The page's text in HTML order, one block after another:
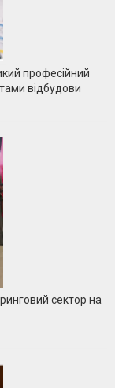
професійний
відбудови
сектор на